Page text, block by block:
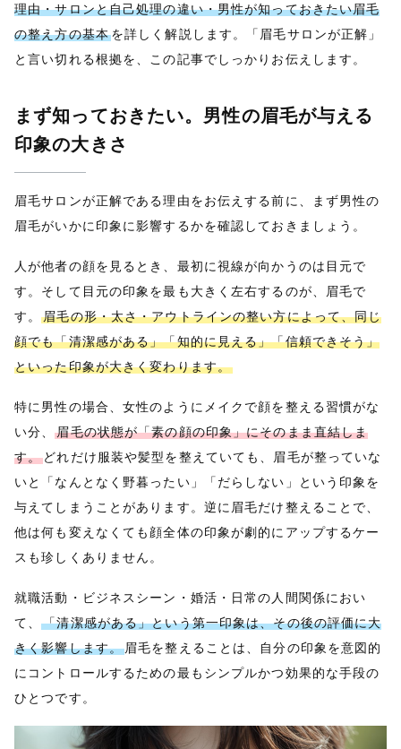
理由・サロンと自己処理の違い・男性が知っておきたい眉毛
の整え方の基本を詳しく解説します。「眉毛サロンが正解」
と言い切れる根拠を、この記事でしっかりお伝えします。
まず知っておきたい。男性の眉毛が与える
印象の大きさ
眉毛サロンが正解である理由をお伝えする前に、まず男性の
眉毛がいかに印象に影響するかを確認しておきましょう。
人が他者の顔を見るとき、最初に視線が向かうのは目元で
す。そして目元の印象を最も大きく左右するのが、眉毛で
す。眉毛の形・太さ・アウトラインの整い方によって、同じ
顔でも「清潔感がある」「知的に見える」「信頼できそう」
といった印象が大きく変わります。
特に男性の場合、女性のようにメイクで顔を整える習慣がな
い分、眉毛の状態が「素の顔の印象」にそのまま直結しま
す。 どれだけ服装や髪型を整えていても、眉毛が整っていな
いと「なんとなく野暮ったい」「だらしない」という印象を
与えてしまうことがあります。逆に眉毛だけ整えることで、
他は何も変えなくても顔全体の印象が劇的にアップするケー
スも珍しくありません。
就職活動・ビジネスシーン・婚活・日常の人間関係におい
て、「清潔感がある」という第一印象は、その後の評価に大
きく影響します。 眉毛を整えることは、自分の印象を意図的
にコントロールするための最もシンプルかつ効果的な手段の
ひとつです。